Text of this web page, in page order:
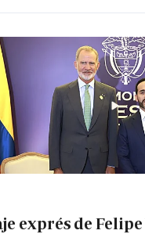
exprés de